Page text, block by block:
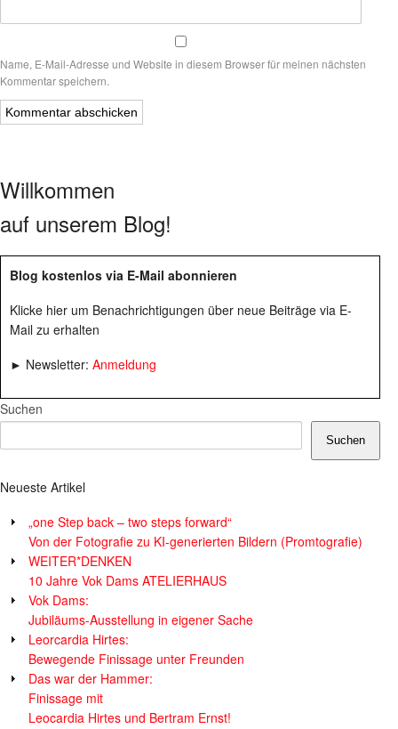
Name, E-Mail-Adresse und Website in diesem Browser für meinen nächsten
Kommentar speichern.
Willkommen
auf unserem Blog!
Blog kostenlos via E-Mail abonnieren
Klicke hier um Benachrichtigungen über neue Beiträge via E-
Mail zu erhalten
► Newsletter: Anmeldung
Suchen
Suchen
Neueste Artikel
„one Step back – two steps forward“
Von der Fotografie zu KI-generierten Bildern (Promtografie)
WEITER*DENKEN
10 Jahre Vok Dams ATELIERHAUS
Vok Dams:
Jubiläums-Ausstellung in eigener Sache
Leorcardia Hirtes:
Bewegende Finissage unter Freunden
Das war der Hammer:
Finissage mit
Leocardia Hirtes und Bertram Ernst!